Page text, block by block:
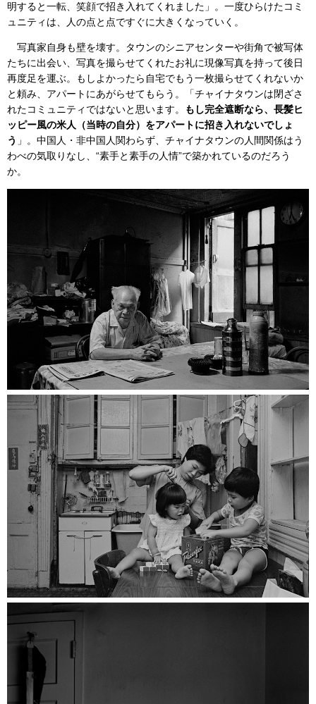
明すると一転、笑顔で招き入れてくれました」。一度ひらけたコミ
ュニティは、人の点と点ですぐに大きくなっていく。
写真家自身も壁を壊す。タウンのシニアセンターや街角で被写体
たちに出会い、写真を撮らせてくれたお礼に現像写真を持って後日
再度足を運ぶ。もしよかったら自宅でもう一枚撮らせてくれないか
と頼み、アパートにあがらせてもらう。「チャイナタウンは閉ざさ
れたコミュニティではないと思います。
もし完全遮断なら、長髪ヒ
ッピー風の米人（当時の自分）をアパートに招き入れないでしょ
う 」。中国人・非中国人関わらず、チャイナタウンの人間関係はう
わべの気取りなし、“素手と素手の人情”で築かれているのだろう
か。